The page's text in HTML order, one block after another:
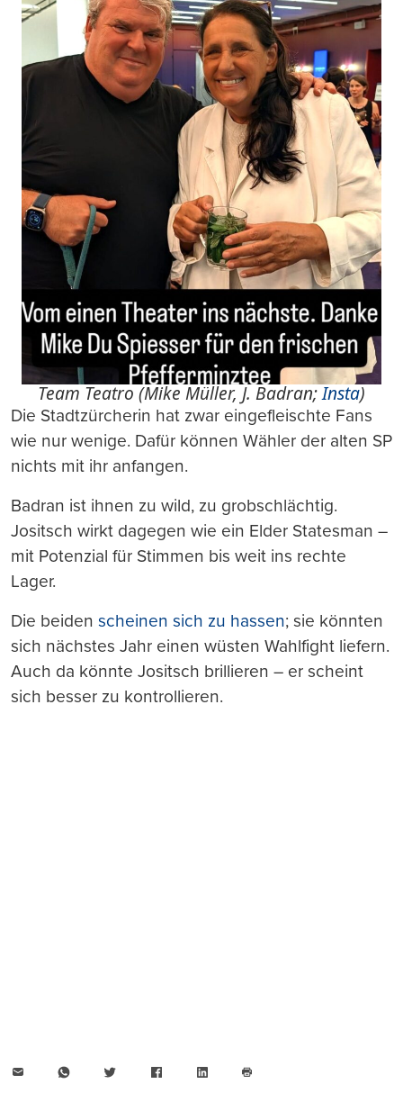
Team Teatro (Mike Müller, J. Badran;Insta)
Die Stadtzürcherin hat zwar eingefleischte Fans
wie nur wenige. Dafür können Wähler der alten SP
nichts mit ihr anfangen.
Badran ist ihnen zu wild, zu grobschlächtig.
Jositsch wirkt dagegen wie ein Elder Statesman –
mit Potenzial für Stimmen bis weit ins rechte
Lager.
Die beiden scheinen sich zu hassen; sie könnten
sich nächstes Jahr einen wüsten Wahlfight liefern.
Auch da könnte Jositsch brillieren – er scheint
sich besser zu kontrollieren.
WhatsAppTwitter FacebookLinkedIn